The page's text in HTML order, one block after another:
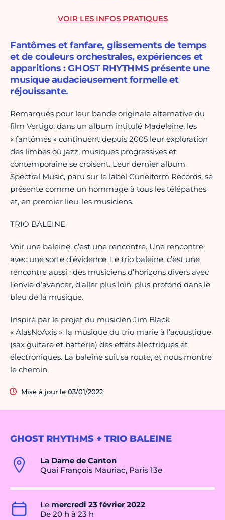
GHOST RHYTHMS + TRIO BALEINE
La Dame de Canton
Quai François Mauriac, Paris 13e
Le mercredi 23 février 2022
De 20 h à 23 h
Fantômes et fanfare, glissements de temps
et de couleurs orchestrales, expériences et
apparitions : GHOST RHYTHMS présente une
musique audacieusement formelle et
réjouissante.
Remarqués pour leur bande originale alternative du
film Vertigo, dans un album intitulé Madeleine, les
« fantômes » continuent depuis 2005 leur exploration
des limbes où jazz, musiques progressives et
contemporaine se croisent. Leur dernier album,
Spectral Music, paru sur le label Cuneiform Records, se
présente comme un hommage à tous les télépathes
et, en premier lieu, les musiciens.
TRIO BALEINE
Voir une baleine, c’est une rencontre. Une rencontre
avec une sorte d’évidence. Le trio baleine, c’est une
rencontre aussi : des musiciens d’horizons divers avec
l’envie d’avancer, d’aller plus loin, plus profond dans le
bleu de la musique.
Inspiré par le projet du musicien Jim Black
« AlasNoAxis », la musique du trio marie à l’acoustique
(sax guitare et batterie) des effets électriques et
électroniques. La baleine suit sa route, et nous montre
le chemin.
Mise à jour le 03/01/2022
VOIR LES INFOS PRATIQUES